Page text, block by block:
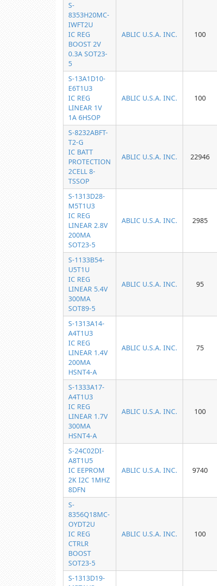
S-
8353H20MC-
IWFT2U
IC REG
BOOST 2V
0.3A SOT23-
5
ABLIC U.S.A. INC. 100
S-13A1D10-
E6T1U3
IC REG
LINEAR 1V
1A 6HSOP
ABLIC U.S.A. INC. 100
S-8232ABFT-
T2-G
IC BATT
PROTECTION
2CELL 8-
TSSOP
ABLIC U.S.A. INC. 22946
S-1313D28-
M5T1U3
IC REG
LINEAR 2.8V
200MA
SOT23-5
ABLIC U.S.A. INC. 2985
S-1133B54-
U5T1U
IC REG
LINEAR 5.4V
300MA
SOT89-5
ABLIC U.S.A. INC. 95
S-1313A14-
A4T1U3
IC REG
LINEAR 1.4V
200MA
HSNT4-A
ABLIC U.S.A. INC. 75
S-1333A17-
A4T1U3
IC REG
LINEAR 1.7V
300MA
HSNT4-A
ABLIC U.S.A. INC. 100
S-24C02DI-
A8T1U5
IC EEPROM
2K I2C 1MHZ
8DFN
ABLIC U.S.A. INC. 9740
S-
8356Q18MC-
OYDT2U
IC REG
CTRLR
BOOST
SOT23-5
ABLIC U.S.A. INC. 100
S-1313D19-